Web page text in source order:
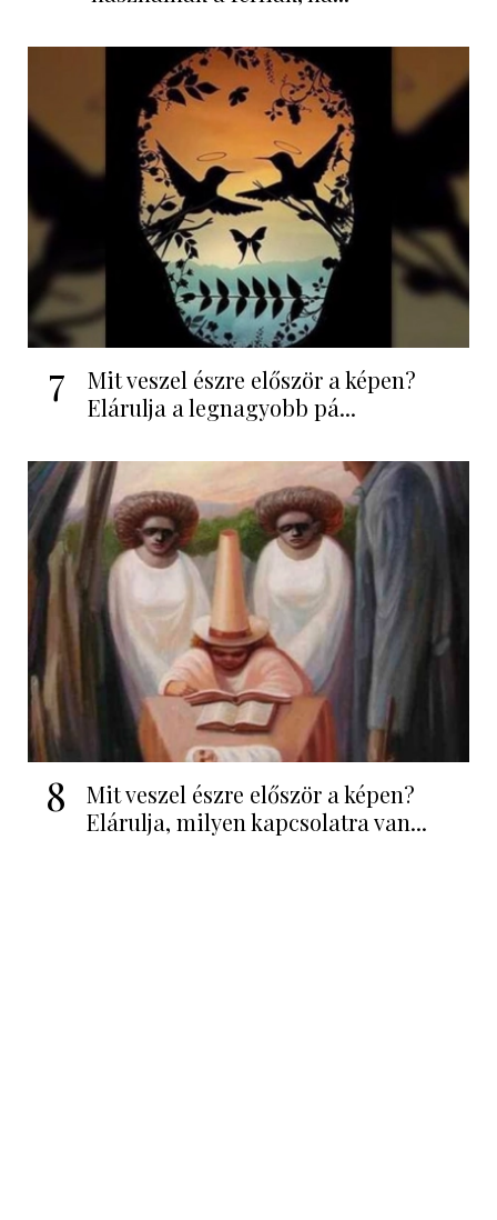
7
Mit veszel észre először a képen?
Elárulja a legnagyobb pá...
8
Mit veszel észre először a képen?
Elárulja, milyen kapcsolatra van...